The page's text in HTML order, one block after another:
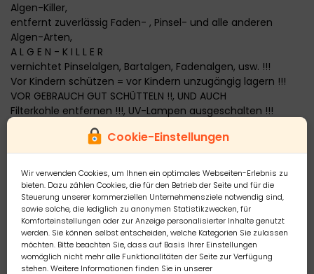
Cookie-Einstellungen
Wir verwenden Cookies, um Ihnen ein optimales Webseiten-Erlebnis zu
bieten. Dazu zählen Cookies, die für den Betrieb der Seite und für die
Steuerung unserer kommerziellen Unternehmensziele notwendig sind,
sowie solche, die lediglich zu anonymen Statistikzwecken, für
Komforteinstellungen oder zur Anzeige personalisierter Inhalte genutzt
werden. Sie können selbst entscheiden, welche Kategorien Sie zulassen
möchten. Bitte beachten Sie, dass auf Basis Ihrer Einstellungen
womöglich nicht mehr alle Funktionalitäten der Seite zur Verfügung
stehen. Weitere Informationen finden Sie in unserer
Algen-Killer,
entfernt zuverlässig Faden- , Pinsel- und alle anderen
Algen-Arten,
A L G E N - K I L L E R
vernichtet Pinselalgen, Bartalgen, Fadenalgen, usw. !!!
Vor Kindern schützen = vor Kindern unzugängig lagern !!!
VOR GEBRAUCH GUT SCHÜTTELN !!, UND AUCH
Filterkohle entfernen !!!, UV-Lampen ausgeschalten !!!
weitere Hinweise hierzu auf der homepage..:
buttom "Wasserpflegemittel"
http:// janas-aquaristik-
stuebchen.de.tl/Wasser_Pflegemittel.htm
(den link bitte kopieren und im neuen Fenster wieder
einfügen)
100ml. für NUR 3,--Euro (Ltr. 30,-Euro)
250ml. für NUR 7,50Euro (Ltr. 30,-Euro)
500ml. für NUR 15,--Euro (Ltr. 30,-Euro)
Dosierungen :